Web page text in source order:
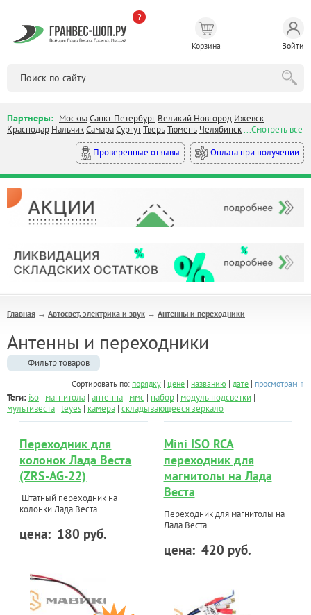
?
Корзина Войти
Партнеры: МоскваСанкт-Петербург Великий Новгород Ижевск
Краснодар НальчикСамараСургутТверьТюмень Челябинск...Смотреть все
Проверенные отзывы
Оплата при получении
Главная → Автосвет, электрика и звук → Антенны и переходники
Антенны и переходники
Фильтр товаров
Сортировать по: порядку | цене | названию | дате | просмотрам ↑
Теги: iso | магнитола | антенна | ммс | набор | модуль подсветки |
мультивеста | teyes | камера | складывающееся зеркало
Переходник для
колонок Лада Веста
(ZRS-AG-22)
Штатный переходник на
колонки Лада Веста
цена: 180 руб.
Mini ISO RCA
переходник для
магнитолы на Лада
Веста
Переходник для магнитолы на
Лада Веста
цена: 420 руб.